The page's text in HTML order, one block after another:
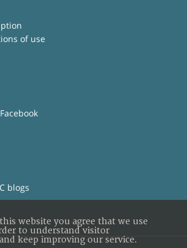
of use
blogs
website you agree that we use
to understand visitor
keep improving our service.